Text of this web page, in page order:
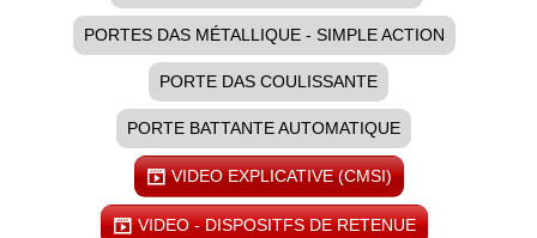
PORTES DAS MÉTALLIQUE - SIMPLE ACTION
PORTE DAS COULISSANTE
PORTE BATTANTE AUTOMATIQUE
VIDEO EXPLICATIVE (CMSI)
VIDEO - DISPOSITFS DE RETENUE